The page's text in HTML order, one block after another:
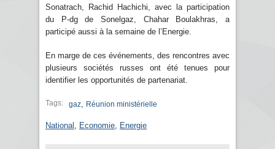
Sonatrach, Rachid Hachichi, avec la participation
du P-dg de Sonelgaz, Chahar Boulakhras, a
participé aussi à la semaine de l’Energie.
En marge de ces événements, des rencontres avec
plusieurs sociétés russes ont été tenues pour
identifier les opportunités de partenariat.
Tags: gaz Réunion ministérielle
National Economie Energie